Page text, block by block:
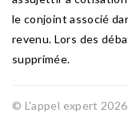
le conjoint associé
revenu. Lors des
supprimée.
© L'appel expert 2026